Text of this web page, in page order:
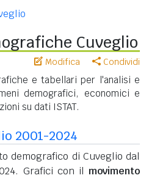
Cuveglio
Modifica Condividi
e tabellari per l'analisi e
demografici, economici e
su dati ISTAT.
2001-2024
demografico di Cuveglio dal
Grafici con il movimento